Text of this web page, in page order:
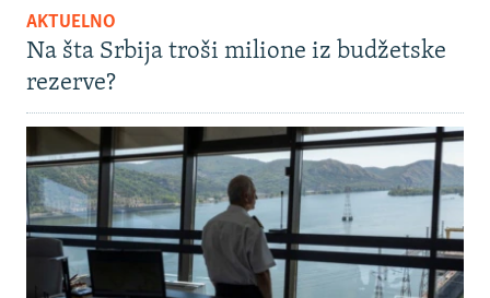
AKTUELNO
Na šta Srbija troši milione iz budžetske
rezerve?